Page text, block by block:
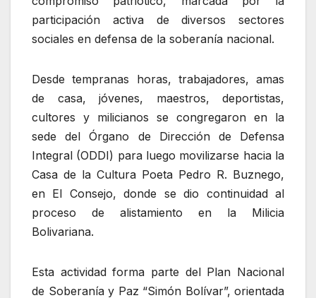
participación activa de diversos sectores
sociales en defensa de la soberanía nacional.
Desde tempranas horas, trabajadores, amas
de casa, jóvenes, maestros, deportistas,
cultores y milicianos se congregaron en la
sede del Órgano de Dirección de Defensa
Integral (ODDI) para luego movilizarse hacia la
Casa de la Cultura Poeta Pedro R. Buznego,
en El Consejo, donde se dio continuidad al
proceso de alistamiento en la Milicia
Bolivariana.
Esta actividad forma parte del Plan Nacional
de Soberanía y Paz “Simón Bolívar”, orientada